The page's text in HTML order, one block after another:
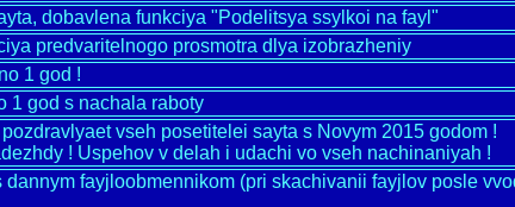
dobavlena funkciya "Podelitsya ssylkoi na fayl"
predvaritelnogo prosmotra dlya izobrazheniy
1 god !
1 god s nachala raboty
vseh posetitelei sayta s Novym 2015 godom !
! Uspehov v delah i udachi vo vseh nachinaniyah !
fayjloobmennikom (pri skachivanii fayjlov posle